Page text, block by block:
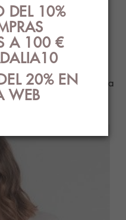
diseño y estilo para
DEL 10%
A 100 €
20% EN
WEB